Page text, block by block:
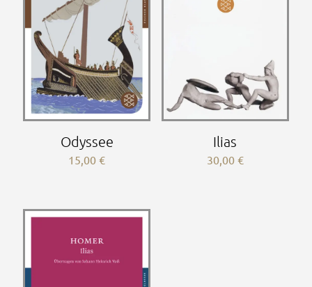
Odyssee
15,00€
Ilias
30,00 €